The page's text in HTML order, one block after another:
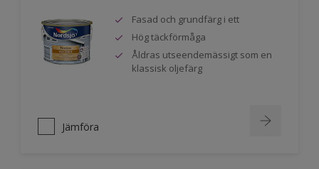
Fasad och grundfärg i ett
Hög täckförmåga
Åldras utseendemässigt som en
klassisk oljefärg
Jämföra